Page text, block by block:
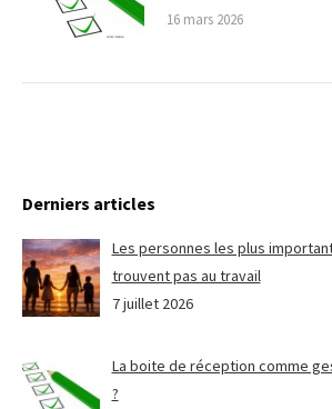
16 mars 2026
Derniers articles
Les personnes les plus
trouvent pas au travail
7 juillet 2026
La boite de réception comme
?